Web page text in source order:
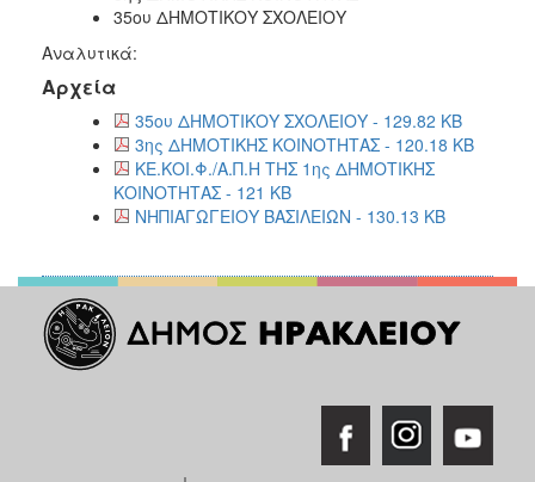
2017
2016
2015
2013
ΜΑΣ
ΠΟΛΙΤΙΣΜΟΣ
35ου ΔΗΜΟΤΙΚΟΥ ΣΧΟΛΕΙΟΥ
Αναλυτικά:
Αρχεία
35ου ΔΗΜΟΤΙΚΟΥ ΣΧΟΛΕΙΟΥ - 129.82 KB
3ης ΔΗΜΟΤΙΚΗΣ ΚΟΙΝΟΤΗΤΑΣ - 120.18 KB
ΚΕ.ΚΟΙ.Φ./Α.Π.Η ΤΗΣ 1ης ΔΗΜΟΤΙΚΗΣ
ΚΟΙΝΟΤΗΤΑΣ - 121 KB
ΝΗΠΙΑΓΩΓΕΙΟΥ ΒΑΣΙΛΕΙΩΝ - 130.13 KB